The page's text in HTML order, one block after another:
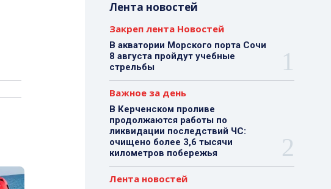
Лента новостей
Закреп лента Новостей
В акватории Морского порта Сочи
8 августа пройдут учебные
стрельбы
Важное за день
В Керченском проливе
продолжаются работы по
ликвидации последствий ЧС:
очищено более 3,6 тысячи
километров побережья
Лента новостей